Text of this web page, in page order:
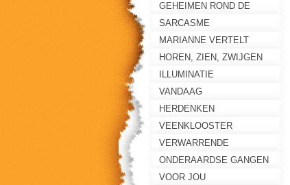
GEHEIMEN ROND DE
KENINGSWEI
SARCASME
MARIANNE VERTELT
HOREN, ZIEN, ZWIJGEN
ILLUMINATIE
VANDAAG
HERDENKEN
VEENKLOOSTER
VERWARRENDE
VERHALEN
ONDERAARDSE GANGEN
VOOR JOU